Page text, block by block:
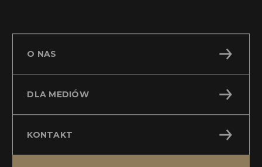
O NAS
DLA MEDIÓW
KONTAKT